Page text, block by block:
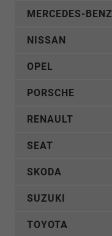
MERCEDES-BENZ
NISSAN
OPEL
PORSCHE
RENAULT
SEAT
SKODA
SUZUKI
TOYOTA